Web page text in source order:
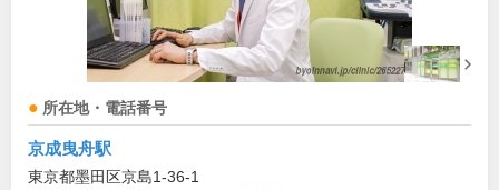
所在地・電話番号
京成曳舟駅
東京都墨田区京島1-36-1